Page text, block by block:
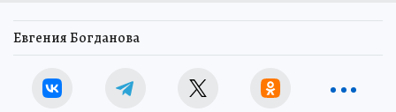
Евгения Богданова